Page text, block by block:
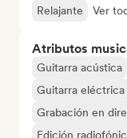
Relajante
Ver
Atributos
Guitarra acústica
Guitarra eléctrica
Grabación en
Edición